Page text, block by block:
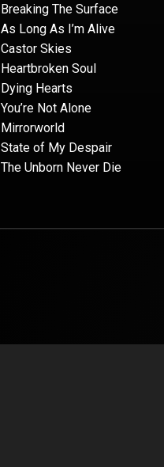
Breaking The Surface
As Long As I’m Alive
Castor Skies
Heartbroken Soul
Dying Hearts
You’re Not Alone
Mirrorworld
State of My Despair
The Unborn Never Die